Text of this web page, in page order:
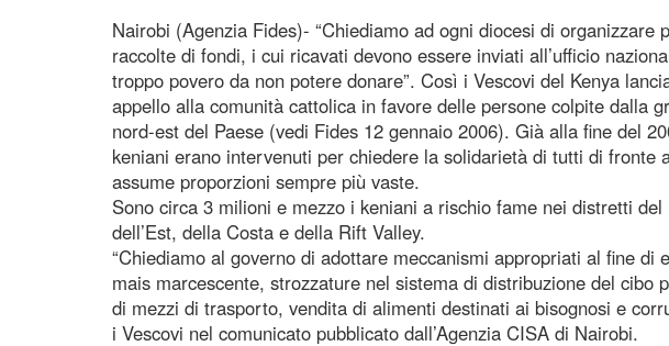
Nairobi (Agenzia Fides)- “Chiediamo ad ogni diocesi di organizzare
raccolte di fondi, i cui ricavati devono essere inviati all’ufficio
troppo povero da non potere donare”. Così i Vescovi del Kenya
appello alla comunità cattolica in favore delle persone colpite dalla
nord-est del Paese (vedi Fides 12 gennaio 2006). Già alla fine del
keniani erano intervenuti per chiedere la solidarietà di tutti di fronte
assume proporzioni sempre più vaste.
Sono circa 3 milioni e mezzo i keniani a rischio fame nei distretti del
dell’Est, della Costa e della Rift Valley.
“Chiediamo al governo di adottare meccanismi appropriati al fine di
mais marcescente, strozzature nel sistema di distribuzione del cibo
di mezzi di trasporto, vendita di alimenti destinati ai bisognosi e
i Vescovi nel comunicato pubblicato dall’Agenzia CISA di Nairobi.